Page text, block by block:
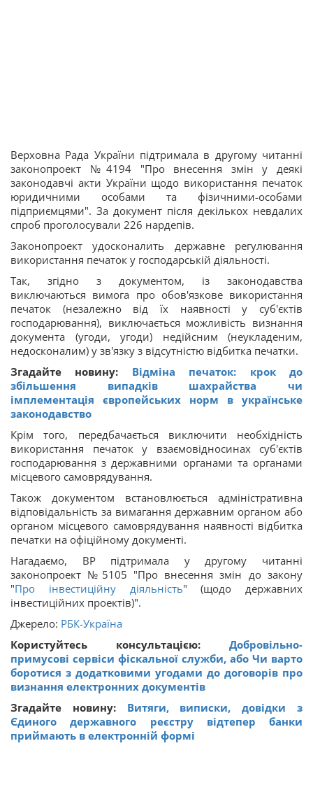
Верховна Рада України підтримала в другому читанні
законопроект №4194 "Про внесення змін у деякі
законодавчі акти України щодо використання печаток
юридичними особами та фізичними-особами
підприємцями". За документ після декількох невдалих
спроб проголосували 226 нардепів.
Законопроект удосконалить державне регулювання
використання печаток у господарській діяльності.
Так, згідно з документом, із законодавства
виключаються вимога про обов'язкове використання
печаток (незалежно від їх наявності у суб'єктів
господарювання), виключається можливість визнання
документа (угоди, угоди) недійсним (неукладеним,
недосконалим) у зв'язку з відсутністю відбитка печатки.
Згадайте новину: Відміна печаток: крок до
збільшення випадків шахрайства чи
імплементація європейських норм в українське
законодавство
Крім того, передбачається виключити необхідність
використання печаток у взаємовідносинах суб'єктів
господарювання з державними органами та органами
місцевого самоврядування.
Також документом встановлюється адміністративна
відповідальність за вимагання державним органом або
органом місцевого самоврядування наявності відбитка
печатки на офіційному документі.
Нагадаємо, ВР підтримала у другому читанні
законопроект №5105 "Про внесення змін до закону
"Про інвестиційну діяльність" (щодо державних
інвестиційних проектів)".
Джерело: РБК-Україна
Користуйтесь консультацією: Добровільно-
примусові сервіси фіскальної служби, або Чи варто
боротися з додатковими угодами до договорів про
визнання електронних документів
Згадайте новину: Витяги, виписки, довідки з
Єдиного державного реєстру відтепер банки
приймають в електронній формі